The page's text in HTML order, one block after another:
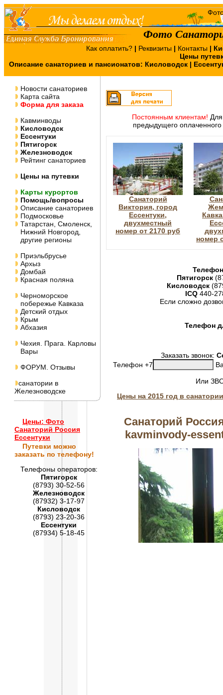
Фото
Как оплатить? | Реквизиты | Контакты |
Цены
Описание санаториев и пансионатов: Кисловодск |
Новости санаториев
Карта сайта
Форма для заказа
Кавминводы
Кисловодск
Ессентуки
Пятигорск
Железноводск
Рейтинг санаториев
Цены на путевки
Карты курортов
Помощь/вопросы
Описание санаториев
Подмосковье
Татарстан, Смоленск,
Нижний Новгород,
другие регионы
Приэльбрусье
Архыз
Домбай
Красная поляна
Черноморское
побережье Кавказа
Детский отдых
Крым
Абхазия
Чехия. Прага. Карловы
Вары
ФОРУМ. Отзывы
санатории в
Железноводске
Цены: Фото
Санаторий Россия
Ессентуки
Путевки можно
заказать по телефону!
Телефоны операторов:
Пятигорск
(8793) 30-52-56
Железноводск
(87932) 3-17-97
Кисловодск
(8793) 23-20-36
Ессентуки
(87934) 5-18-45
Постоянным клиентам!
предыдущего оплаченного
Санаторий
Виктория, город
Ессентуки,
двухместный
номер от 2170 руб
номер
Пятигорск
Кисловодск
ICQ440-
Если сложно
Телефон
Заказать звонок:
Телефон +7
Или
Цены на 2015 год в
Санаторий
kavminvody-